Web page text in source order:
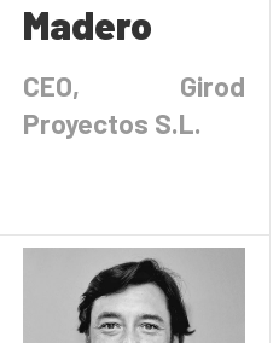
Madero
CEO, Girod
Proyectos S.L.